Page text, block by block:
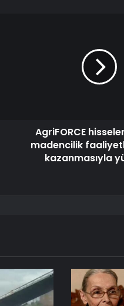
AgriFORCE
madencilik
kazanmasıyla